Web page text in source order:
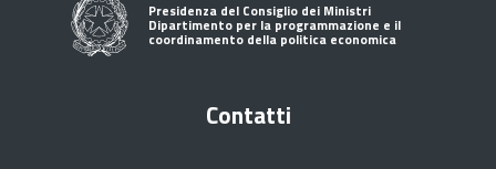
Presidenza del Consiglio dei Ministri
Dipartimento per la programmazione e il
coordinamento della politica economica
Contatti